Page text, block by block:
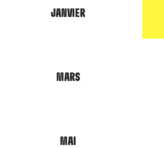
JANVIER
MARS
MAI